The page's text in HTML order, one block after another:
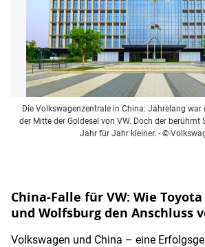
Die Volkswagenzentrale in China: Jahrelang war
der Mitte der Goldesel von VW. Doch der berühmt
Jahr für Jahr kleiner. - ©
China-Falle für VW: Wie
und Wolfsburg den Anschluss
Volkswagen und China – eine